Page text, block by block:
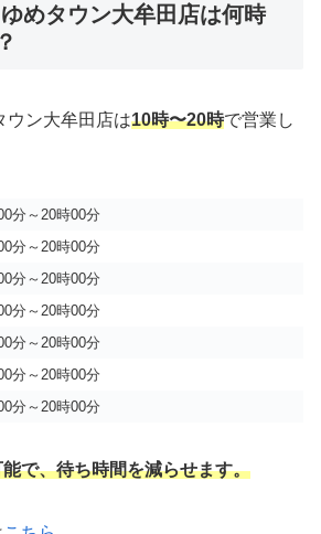
めタウン大牟田店は何時
ウン大牟田店は10時〜20時で営業し
分～20時00分
分～20時00分
分～20時00分
分～20時00分
分～20時00分
分～20時00分
分～20時00分
で、待ち時間を減らせます。